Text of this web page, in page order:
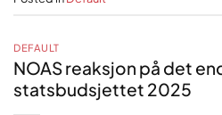
DEFAULT
NOAS reaksjon på det
statsbudsjettet 2025